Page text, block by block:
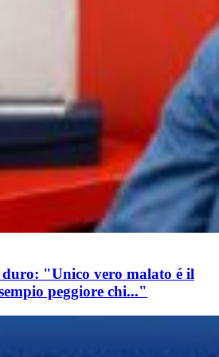
duro: "Unico vero malato é il
peggiore chi..."